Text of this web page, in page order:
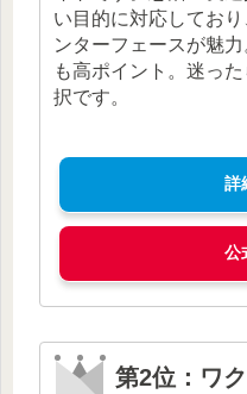
い目的に対応してお
ンターフェースが魅
も高ポイント。迷っ
択です。
詳
公
第2位：ワ